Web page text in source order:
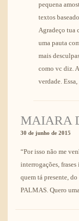
pequena
textos
Agradeço tua
uma pauta
mais
como vc diz.
verdade.
MAIARA
30 de junho de 2015
“Por isso não me
interrogações,
quem tá presente,
PALMAS. Quero